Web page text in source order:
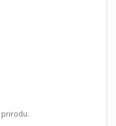
prirodu.